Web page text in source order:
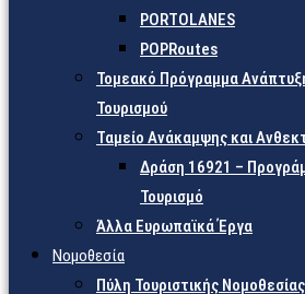
PORTOLANES
POPRoutes
Τομεακό Πρόγραμμα
Τουρισμού
Ταμείο Ανάκαμψης και
Δράση 16921 –
Τουρισμό
Άλλα Ευρωπαϊκά Έργα
Νομοθεσία
Πύλη Τουριστικής Νομοθεσίας